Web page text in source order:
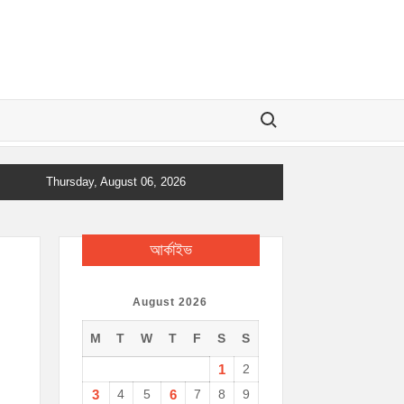
Search for:
Thursday, August 06, 2026
আর্কাইভ
August 2026
M T W T F S S
1 2
3 4 5 6 7 8
9